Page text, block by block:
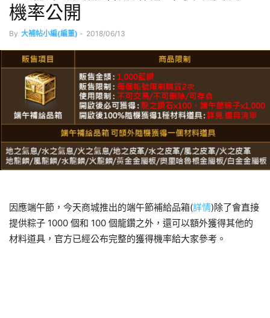
機率公開
By 大補帖小編(編董) - 2018/06/13
因應端午節，今天商城推出的端午節補給品箱(詳情)除了會直接
提供粽子 1000 個和 100 個龍鑽之外，還可以額外獲得其他的
材料道具，官方已經公布完整的獲得機率給大家參考。